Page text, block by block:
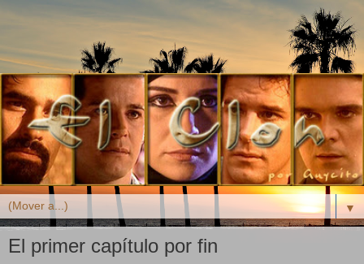
▼
El primer capítulo por fin